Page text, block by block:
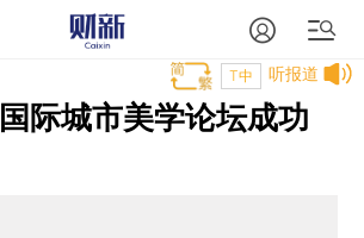
听报道
T中
际城市美学论坛成功